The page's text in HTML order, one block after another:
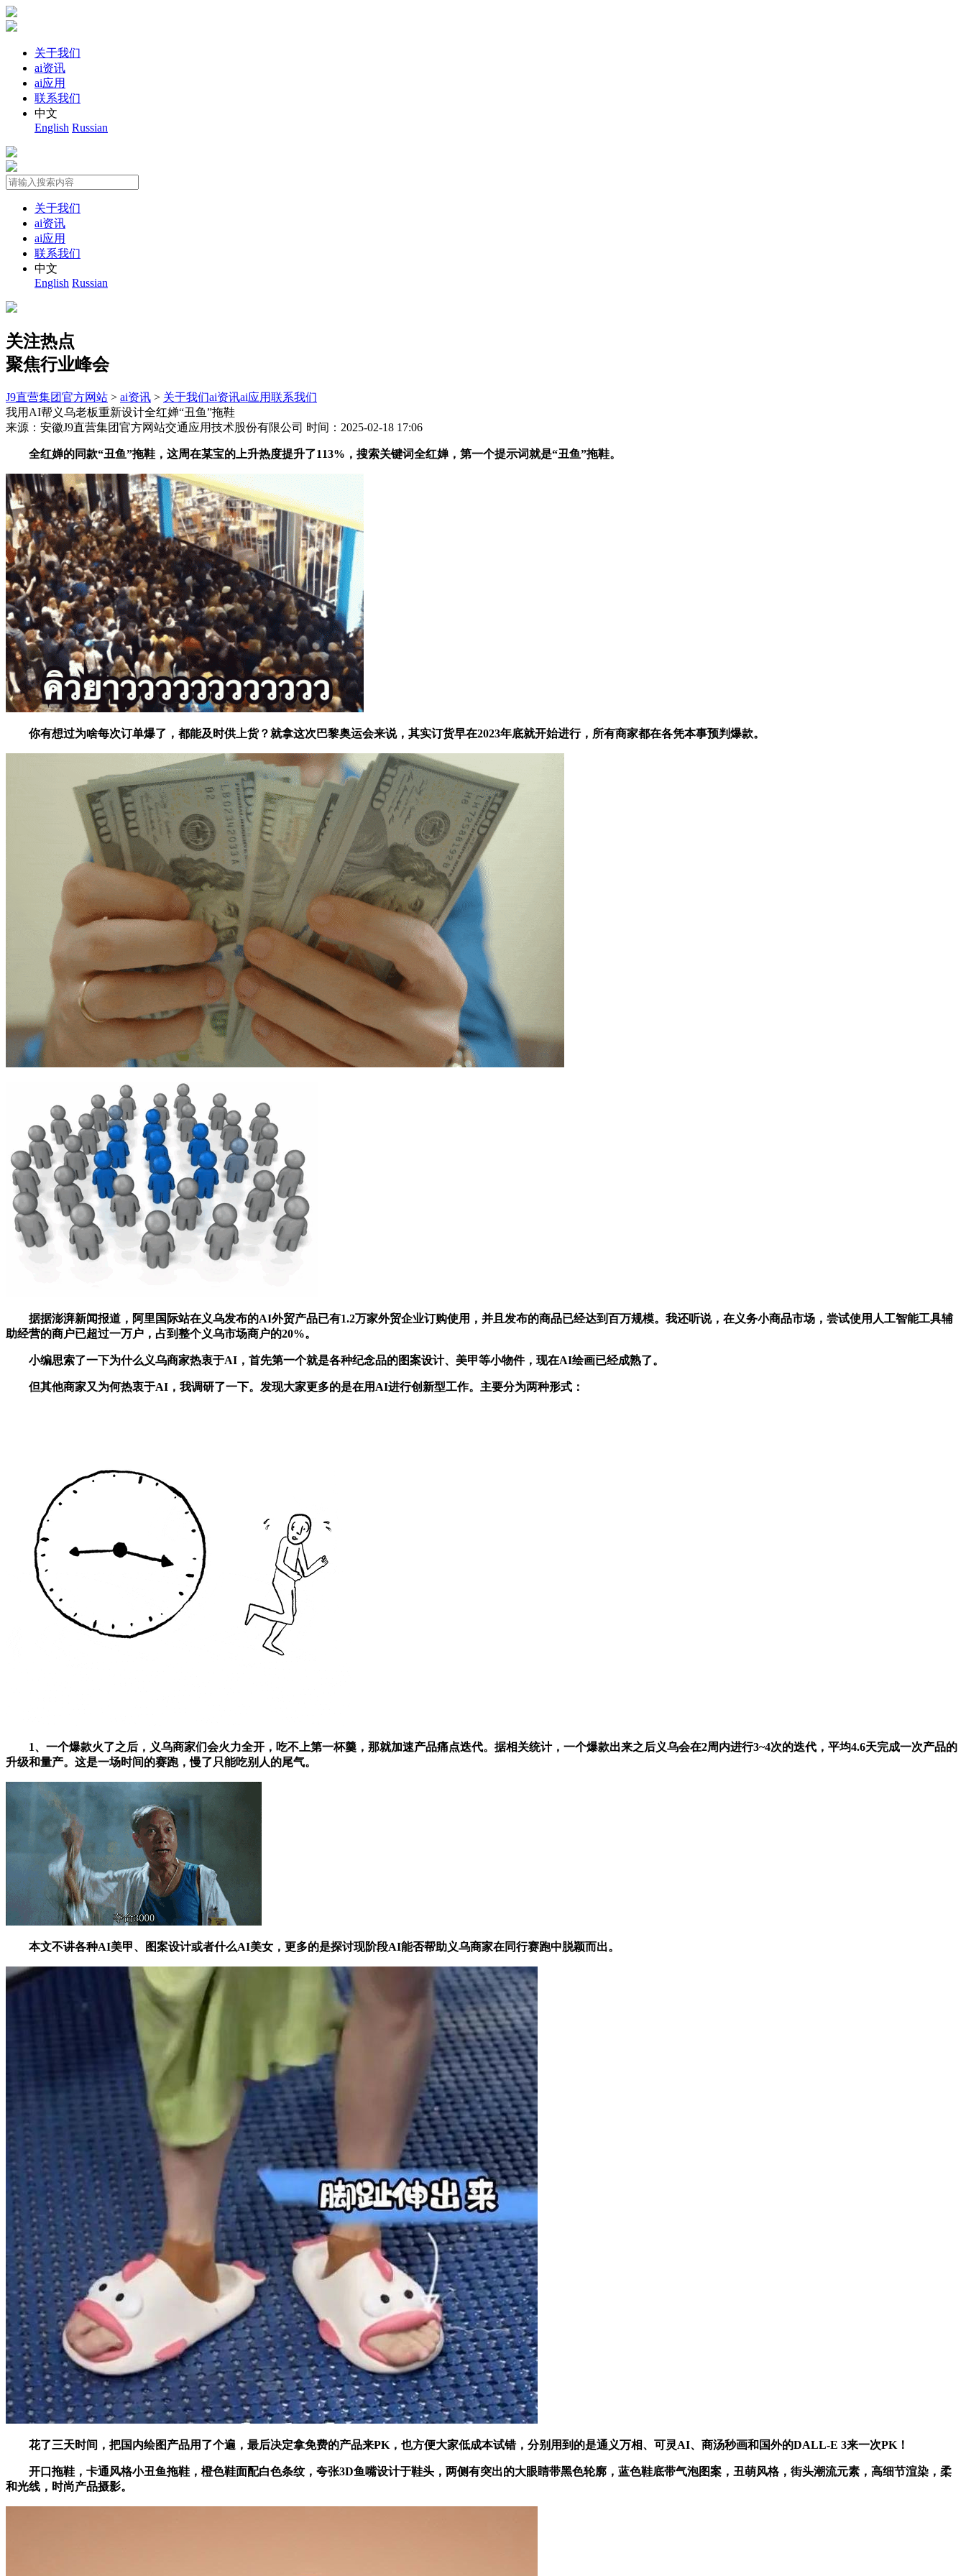
关于我们
ai资讯
ai应用
联系我们
中文
English Russian
关于我们
ai资讯
ai应用
联系我们
中文
English Russian
关注热点
聚焦行业峰会
J9直营集团官方网站 > ai资讯 > 关于我们ai资讯ai应用联系我们
我用AI帮义乌老板重新设计全红婵“丑鱼”拖鞋
来源：安徽J9直营集团官方网站交通应用技术股份有限公司 时间：2025-02-18 17:06
全红婵的同款“丑鱼”拖鞋，这周在某宝的上升热度提升了113%，搜索关键词全红婵，第一个提示词就是“丑鱼”拖鞋。
你有想过为啥每次订单爆了，都能及时供上货？就拿这次巴黎奥运会来说，其实订货早在2023年底就开始进行，所有商家都在各凭本事预判爆款。
据据澎湃新闻报道，阿里国际站在义乌发布的AI外贸产品已有1.2万家外贸企业订购使用，并且发布的商品已经达到百万规模。我还听说，在义务小商品市场，尝试使用人工智能工具辅
助经营的商户已超过一万户，占到整个义乌市场商户的20%。
小编思索了一下为什么义乌商家热衷于AI，首先第一个就是各种纪念品的图案设计、美甲等小物件，现在AI绘画已经成熟了。
但其他商家又为何热衷于AI，我调研了一下。发现大家更多的是在用AI进行创新型工作。主要分为两种形式：
1、一个爆款火了之后，义乌商家们会火力全开，吃不上第一杯羹，那就加速产品痛点迭代。据相关统计，一个爆款出来之后义乌会在2周内进行3~4次的迭代，平均4.6天完成一次产品的
升级和量产。这是一场时间的赛跑，慢了只能吃别人的尾气。
本文不讲各种AI美甲、图案设计或者什么AI美女，更多的是探讨现阶段AI能否帮助义乌商家在同行赛跑中脱颖而出。
花了三天时间，把国内绘图产品用了个遍，最后决定拿免费的产品来PK，也方便大家低成本试错，分别用到的是通义万相、可灵AI、商汤秒画和国外的DALL-E 3来一次PK！
开口拖鞋，卡通风格小丑鱼拖鞋，橙色鞋面配白色条纹，夸张3D鱼嘴设计于鞋头，两侧有突出的大眼睛带黑色轮廓，蓝色鞋底带气泡图案，丑萌风格，街头潮流元素，高细节渲染，柔
和光线，时尚产品摄影。